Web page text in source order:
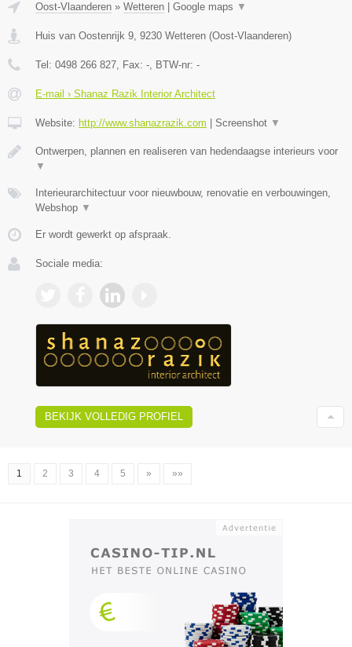
Oost-Vlaanderen » Wetteren Google maps ▼
Huis van Oostenrijk 9, 9230 Wetteren (Oost-Vlaanderen)
Tel: 0498 266 827, Fax: -, BTW-nr: -
E-mail › Shanaz Razik Interior Architect
Website: http://www.shanazrazik.com Screenshot ▼
Ontwerpen, plannen en realiseren van hedendaagse interieurs voor
▼
Interieurarchitectuur voor nieuwbouw, renovatie en verbouwingen,
Webshop ▼
Er wordt gewerkt op afspraak.
Sociale media:
BEKIJK VOLLEDIG PROFIEL
1 2 3 4 5 » »»